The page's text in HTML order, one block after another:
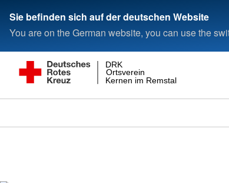
Sie befinden sich auf der deutschen Website
You are on the German website, you can use the
Kernen im Remstal
Ortsverein
DRK